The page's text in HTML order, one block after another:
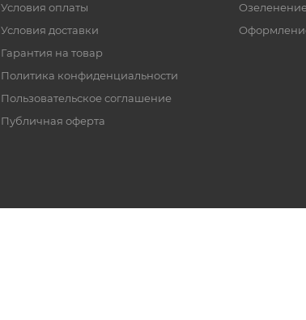
Условия оплаты
Условия доставки
Гарантия на товар
Политика конфиденциальности
Пользовательское соглашение
Публичная оферта